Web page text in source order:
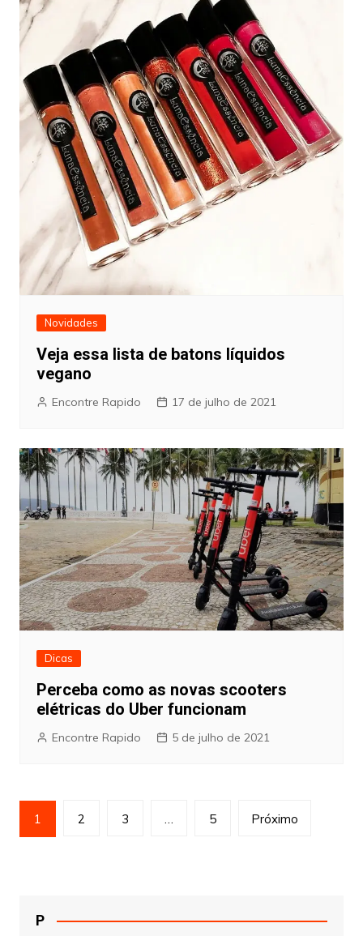
Novidades
Veja essa lista de batons líquidos
vegano
Encontre Rapido 17 de julho de 2021
Dicas
Perceba como as novas scooters
elétricas do Uber funcionam
Encontre Rapido 5 de julho de 2021
Paginação
de
1 2 3 … 5 Próximo
P